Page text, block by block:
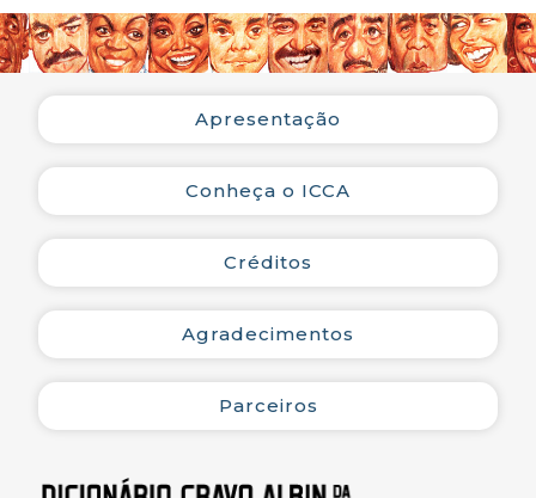
primeiro festival de bossa
nova. Formando o
conjunto que
participantes, os músicos
(piano), Roberto
Paulo (contrabaixo),
Hélcio Milito (bateria e
tambas) e Bebeto (sax).
Apresentaram-se no
espetáculo Nara Leão,
Sérgio Ricardo, Johnny
Apresentação
Conheça o ICCA
Créditos
Agradecimentos
Parceiros